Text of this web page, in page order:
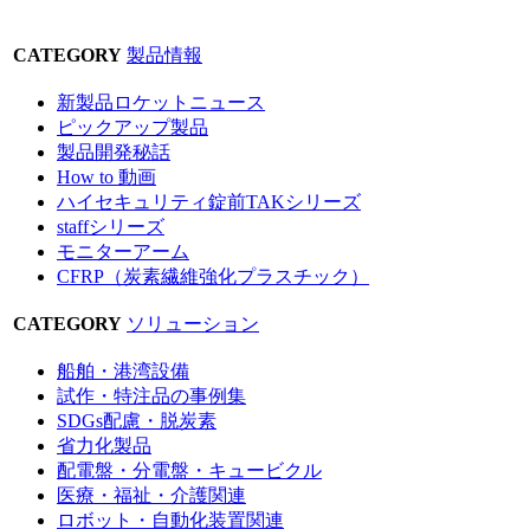
CATEGORY 製品情報
新製品ロケットニュース
ピックアップ製品
製品開発秘話
How to 動画
ハイセキュリティ錠前TAKシリーズ
staffシリーズ
モニターアーム
CFRP（炭素繊維強化プラスチック）
CATEGORY ソリューション
船舶・港湾設備
試作・特注品の事例集
SDGs配慮・脱炭素
省力化製品
配電盤・分電盤・キュービクル
医療・福祉・介護関連
ロボット・自動化装置関連